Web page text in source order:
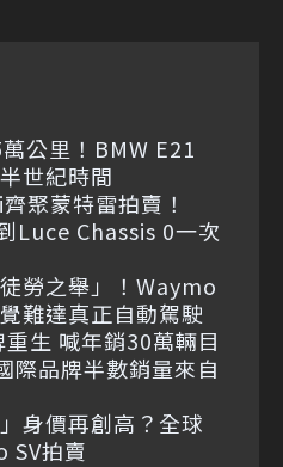
公里！BMW E21
世紀時間
聚蒙特雷拍賣！
Luce Chassis 0一次
勞之舉」！Waymo
難達真正自動駕駛
生 喊年銷30萬輛目
際品牌半數銷量來自
身價再創高？全球
SV拍賣